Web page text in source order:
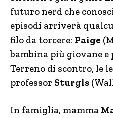
futuro nerd che
episodi arriverà
filo da torcere: Paige
bambina più giovane
Terreno di scontro, le
professor Sturgis
In famiglia, mamma